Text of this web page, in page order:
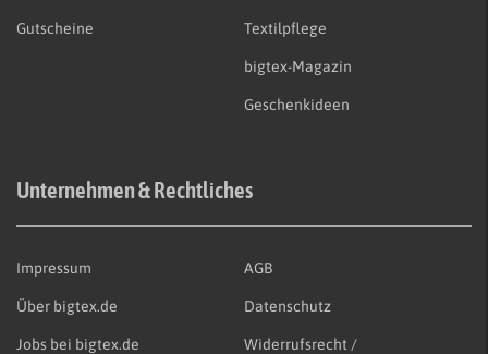
Gutscheine Textilpflege
bigtex-Magazin
Geschenkideen
Unternehmen & Rechtliches
Impressum
Über bigtex.de
Jobs bei bigtex.de
AGB
Datenschutz
Widerrufsrecht /